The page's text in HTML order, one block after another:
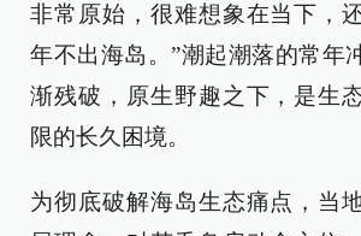
非常原始，很难想象在当下，
年不出海岛。”潮起潮落的常年
渐残破，原生野趣之下，是生
限的长久困境。
为彻底破解海岛生态痛点，当